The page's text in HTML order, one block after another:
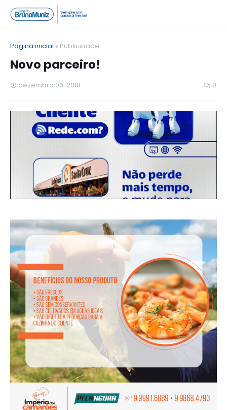
Página inicial Publicidade
Novo parceiro!
dezembro 06, 2019 0